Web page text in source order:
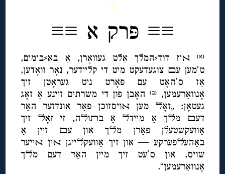
◊
≡≡ פּרק א ≡≡
(א)
ﬡיז דוד⸗המלך אַלט געוואָרן, אַ בא⸗בימים,
ט′מען עﬦ צוגעדעקט מיט די קליידער, נאָר וואָדען,
אַז ס′האָט עם פאָרט ניט געראָטן זיך
אָנוואַרעמען,(ב) האָבן פון די משרתים זיינע אַ זאָג
געטאָן: „זאָﬥ מען ﬡויסזוכן פאַר אונדזער האַר
דעﬦ מﬥך אַ מיידﬥ אַ בﬨוﬥה, זי זאָﬥ זיך
אַוועקשטעלן פאַרן מﬥך און עﬦ זיין אַ
באַהעﬥפערקע — און זיך אַוועקﬥייגן ﬡין ﬡייער
שויס, און ס′עט זיך מיין האַר דעם מﬥך
אָנוואַרעמען“.